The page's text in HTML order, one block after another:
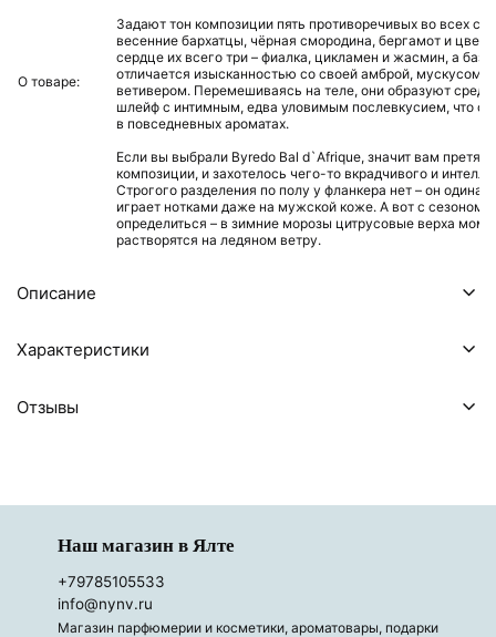
О товаре:
Задают тон композиции пять противоречивых во всех
весенние бархатцы, чёрная смородина, бергамот и цвет
сердце их всего три – фиалка, цикламен и жасмин, а база
отличается изысканностью со своей амброй, мускусом,
ветивером. Перемешиваясь на теле, они образуют
шлейф с интимным, едва уловимым послевкусием, что
в повседневных ароматах.
Если вы выбрали Byredo Bal d`Afrique, значит вам
композиции, и захотелось чего-то вкрадчивого и
Строгого разделения по полу у фланкера нет – он
играет нотками даже на мужской коже. А вот с сезоном
определиться – в зимние морозы цитрусовые верха
растворятся на ледяном ветру.
Описание
Характеристики
Отзывы
Наш магазин в Ялте
+79785105533
info@nynv.ru
Магазин парфюмерии и косметики, ароматовары, подарки